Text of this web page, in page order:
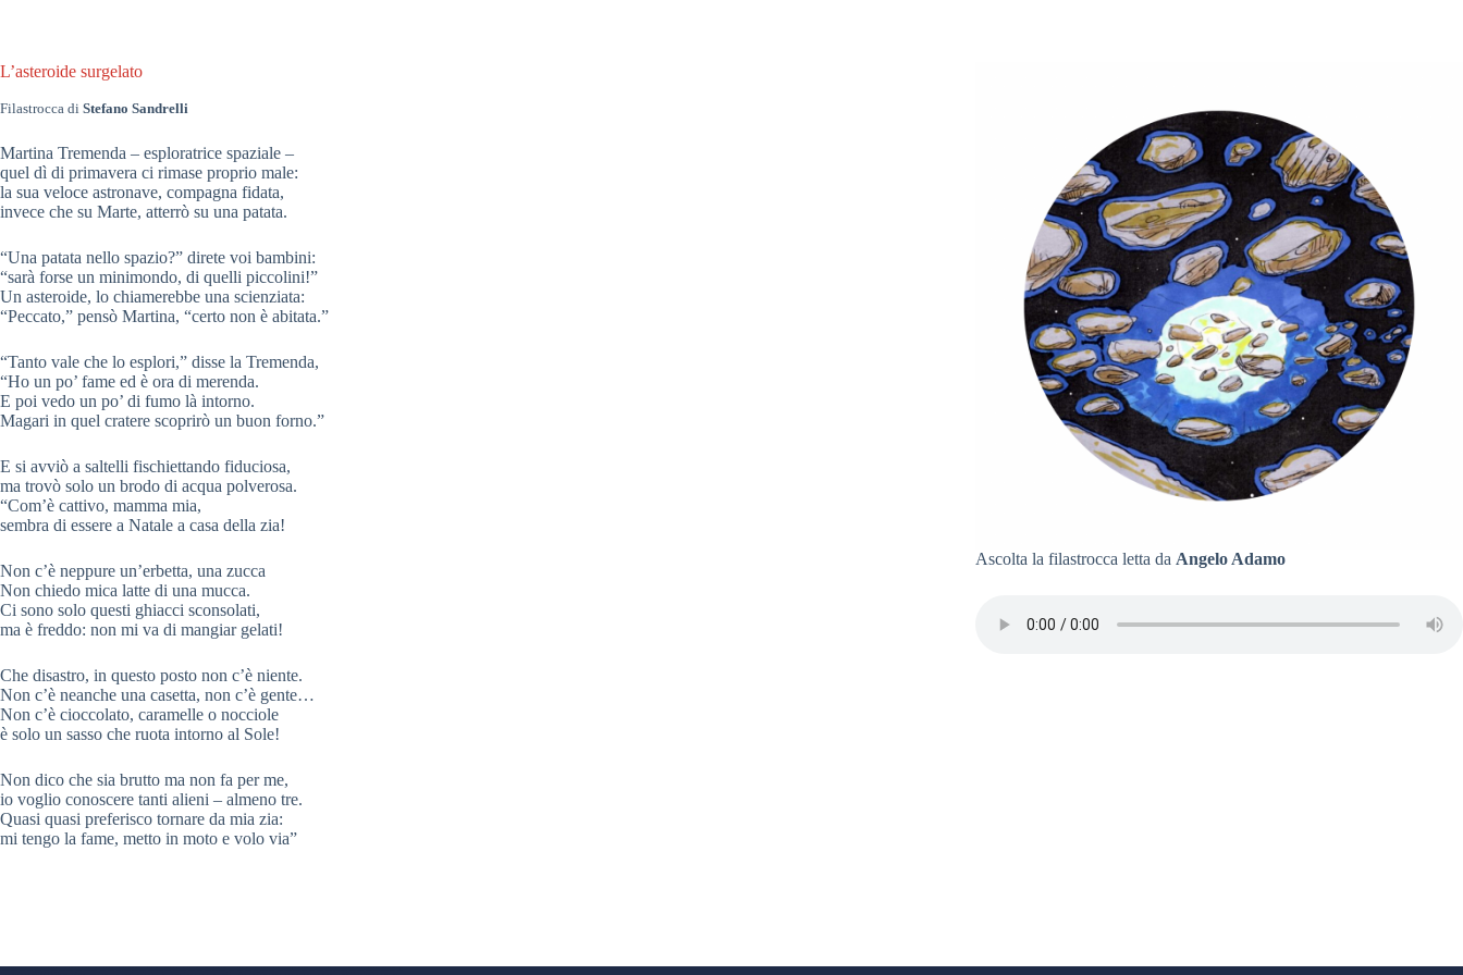
L’asteroide surgelato
Filastrocca di Stefano Sandrelli
Martina Tremenda – esploratrice spaziale –
quel dì di primavera ci rimase proprio male:
la sua veloce astronave, compagna fidata,
invece che su Marte, atterrò su una patata.
“Una patata nello spazio?” direte voi bambini:
“sarà forse un minimondo, di quelli piccolini!”
Un asteroide, lo chiamerebbe una scienziata:
“Peccato,” pensò Martina, “certo non è abitata.”
“Tanto vale che lo esplori,” disse la Tremenda,
“Ho un po’ fame ed è ora di merenda.
E poi vedo un po’ di fumo là intorno.
Magari in quel cratere scoprirò un buon forno.”
E si avviò a saltelli fischiettando fiduciosa,
ma trovò solo un brodo di acqua polverosa.
“Com’è cattivo, mamma mia,
sembra di essere a Natale a casa della zia!
Non c’è neppure un’erbetta, una zucca
Non chiedo mica latte di una mucca.
Ci sono solo questi ghiacci sconsolati,
ma è freddo: non mi va di mangiar gelati!
Che disastro, in questo posto non c’è niente.
Non c’è neanche una casetta, non c’è gente…
Non c’è cioccolato, caramelle o nocciole
è solo un sasso che ruota intorno al Sole!
Non dico che sia brutto ma non fa per me,
io voglio conoscere tanti alieni – almeno tre.
Quasi quasi preferisco tornare da mia zia:
mi tengo la fame, metto in moto e volo via”
Ascolta la filastrocca letta da Angelo Adamo